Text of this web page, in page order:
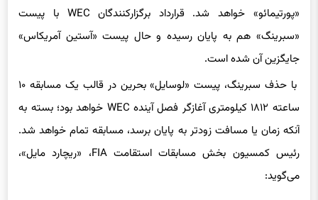
«پورتیمائو» خواهد شد. قرارداد برگزارکنندگان WEC با پیست
«سبرینگ» هم به پایان رسیده و حال پیست «آستین آمریکاس»
جایگزین آن شده است.
با حذف سبرینگ، پیست «لوسایل» بحرین در قالب یک مسابقه ۱۰
ساعته ۱۸۱۲ کیلومتری آغازگر فصل آینده WEC خواهد بود؛ بسته به
آنکه زمان یا مسافت زودتر به پایان برسد، مسابقه تمام خواهد شد.
رئیس کمسیون بخش مسابقات استقامت FIA، «ریچارد مایل»،
می‌گوید: